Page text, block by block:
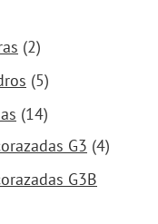
(2)
(5)
(14)
G3 (4)
G3B